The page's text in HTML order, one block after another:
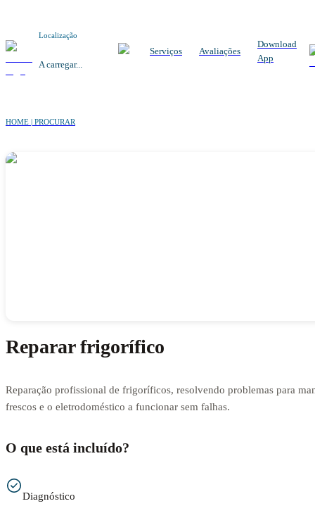
Localização
A carregar...
Serviços Avaliações
Download
App
HOME | PROCURAR
Reparar frigorífico
Reparação profissional de frigoríficos, resolvendo problemas para
frescos e o eletrodoméstico a funcionar sem falhas.
O que está incluído?
Diagnóstico